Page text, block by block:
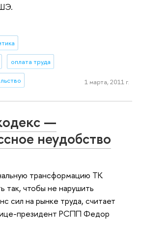
оплата труда
1 марта, 2011 г.
—
неудобство
трансформацию ТК
так, чтобы не нарушить
сил на рынке труда, считает
президент РСПП Федор